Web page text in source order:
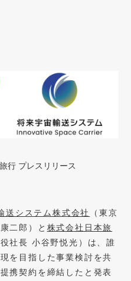
行 プレスリリース
送システム株式会社
（東京
二郎）と 株式会社日本旅
社長 小谷野悦光）は、誰
を目指した事業検討を共
携契約を締結したと発表